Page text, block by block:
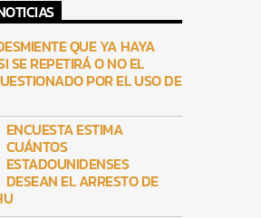
QUE YA HAYA
SE REPETIRÁ O NO EL
POR EL USO DE
ENCUESTA ESTIMA
CUÁNTOS
ESTADOUNIDENSES
DESEAN EL ARRESTO DE